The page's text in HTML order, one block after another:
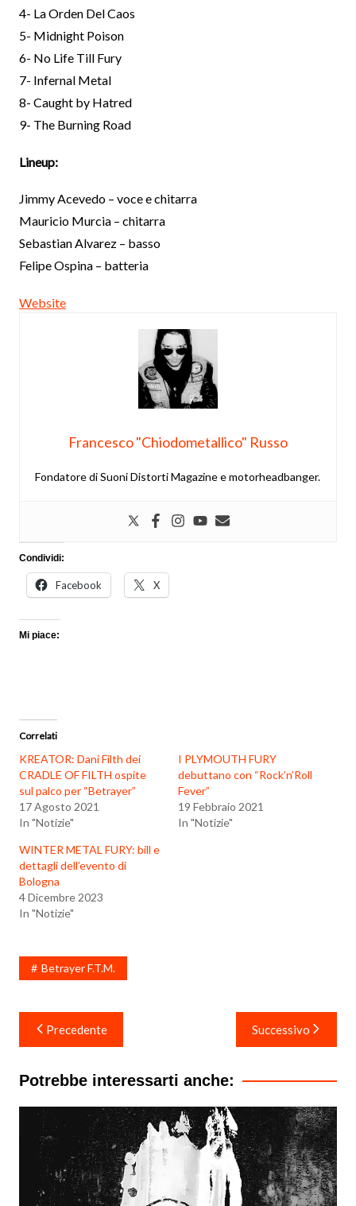
4- La Orden Del Caos
5- Midnight Poison
6- No Life Till Fury
7- Infernal Metal
8- Caught by Hatred
9- The Burning Road
Lineup:
Jimmy Acevedo – voce e chitarra
Mauricio Murcia – chitarra
Sebastian Alvarez – basso
Felipe Ospina – batteria
Website
Francesco "Chiodometallico" Russo
Fondatore di Suoni Distorti Magazine e motorheadbanger.
Condividi:
Facebook X
Mi piace:
Correlati
KREATOR: Dani Filth dei
CRADLE OF FILTH ospite
sul palco per “Betrayer”
17 Agosto 2021
In "Notizie"
I PLYMOUTH FURY
debuttano con “Rock’n’Roll
Fever”
19 Febbraio 2021
In "Notizie"
WINTER METAL FURY: bill e
dettagli dell’evento di
Bologna
4 Dicembre 2023
In "Notizie"
Betrayer F.T.M.
Navigazione
articoli
Precedente Successivo
Potrebbe interessarti anche: